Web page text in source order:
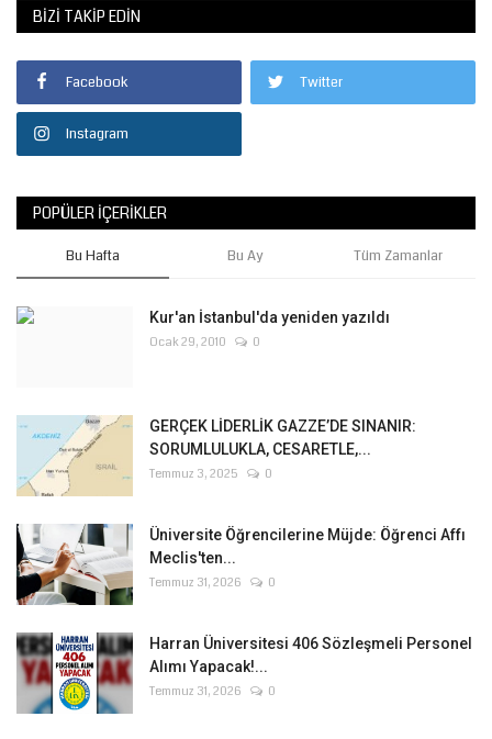
BIZI TAKIP EDIN
Facebook Twitter
Instagram
POPÜLER İÇERIKLER
Bu Hafta Bu Ay Tüm Zamanlar
Kur'an İstanbul'da yeniden yazıldı
Ocak 29, 2010 0
GERÇEK LİDERLİK GAZZE’DE SINANIR:
SORUMLULUKLA, CESARETLE,...
Temmuz 3, 2025 0
Üniversite Öğrencilerine Müjde: Öğrenci Affı
Meclis'ten...
Temmuz 31, 2026 0
Harran Üniversitesi 406 Sözleşmeli Personel
Alımı Yapacak!...
Temmuz 31, 2026 0